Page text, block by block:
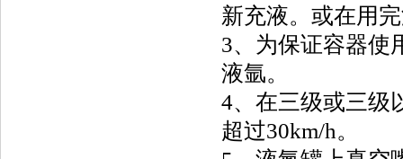
新充液。或在用
3、为保证容器使
液氩。
4、在三级或三级
超过30km/h。